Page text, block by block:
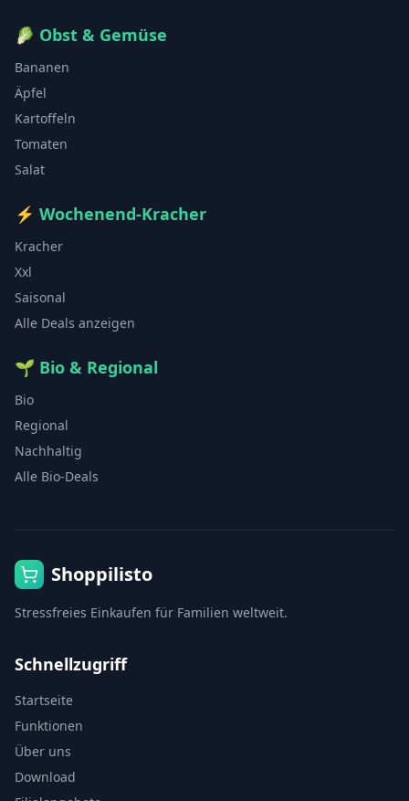
🥬 Obst & Gemüse
Bananen
Äpfel
Kartoffeln
Tomaten
Salat
⚡ Wochenend-Kracher
Kracher
Xxl
Saisonal
Alle Deals anzeigen
🌱 Bio & Regional
Bio
Regional
Nachhaltig
Alle Bio-Deals
Shoppilisto
Stressfreies Einkaufen für Familien weltweit.
Schnellzugriff
Startseite
Funktionen
Über uns
Download